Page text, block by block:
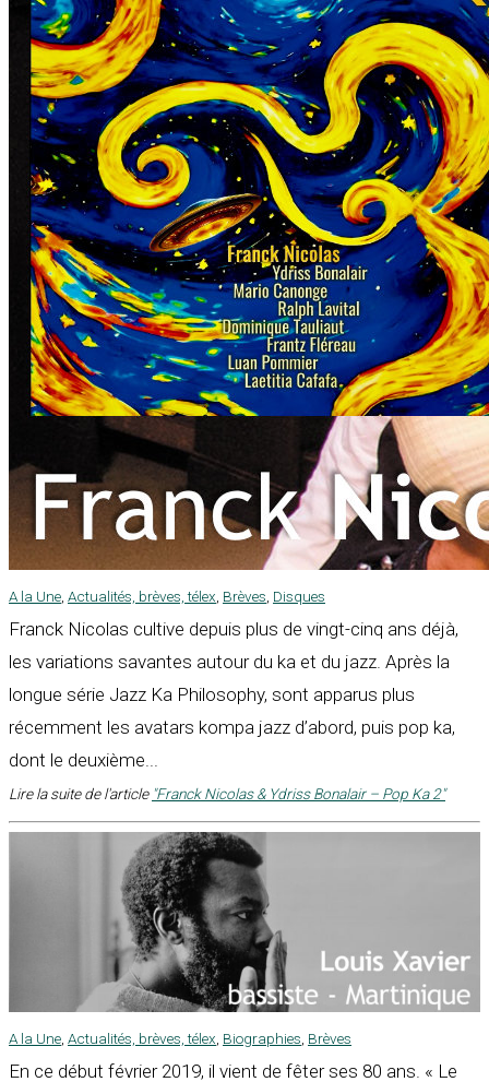
A la Une Actualités, brèves, télex Brèves Disques
Franck Nicolas cultive depuis plus de vingt-cinq ans déjà,
les variations savantes autour du ka et du jazz. Après la
longue série Jazz Ka Philosophy, sont apparus plus
récemment les avatars kompa jazz d’abord, puis pop ka,
dont le deuxième...
Lire la suite de l'article "Franck Nicolas & Ydriss Bonalair – Pop Ka 2"
A la Une Actualités, brèves, télex Biographies Brèves
En ce début février 2019, il vient de fêter ses 80 ans. « Le